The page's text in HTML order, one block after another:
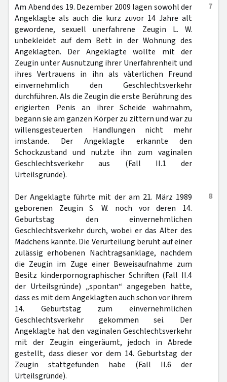
7
Am Abend des 19. Dezember 2009 lagen sowohl der
Angeklagte als auch die kurz zuvor 14 Jahre alt
gewordene, sexuell unerfahrene Zeugin L. W.
unbekleidet auf dem Bett in der Wohnung des
Angeklagten. Der Angeklagte wollte mit der
Zeugin unter Ausnutzung ihrer Unerfahrenheit und
ihres Vertrauens in ihn als väterlichen Freund
einvernehmlich den Geschlechtsverkehr
durchführen. Als die Zeugin die erste Berührung des
erigierten Penis an ihrer Scheide wahrnahm,
begann sie am ganzen Körper zu zittern und war zu
willensgesteuerten Handlungen nicht mehr
imstande. Der Angeklagte erkannte den
Schockzustand und nutzte ihn zum vaginalen
Geschlechtsverkehr aus (Fall II.1 der
Urteilsgründe).
8
Der Angeklagte führte mit der am 21. März 1989
geborenen Zeugin S. W. noch vor deren 14.
Geburtstag den einvernehmlichen
Geschlechtsverkehr durch, wobei er das Alter des
Mädchens kannte. Die Verurteilung beruht auf einer
zulässig erhobenen Nachtragsanklage, nachdem
die Zeugin im Zuge einer Beweisaufnahme zum
Besitz kinderpornographischer Schriften (Fall II.4
der Urteilsgründe) „spontan“ angegeben hatte,
dass es mit dem Angeklagten auch schon vor ihrem
14. Geburtstag zum einvernehmlichen
Geschlechtsverkehr gekommen sei. Der
Angeklagte hat den vaginalen Geschlechtsverkehr
mit der Zeugin eingeräumt, jedoch in Abrede
gestellt, dass dieser vor dem 14. Geburtstag der
Zeugin stattgefunden habe (Fall II.6 der
Urteilsgründe).